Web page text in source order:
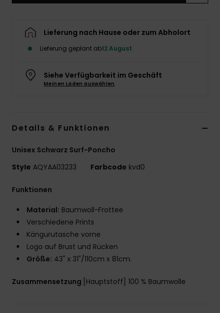
Lieferung nach Hause oder zum Abholort
Lieferung geplant ab12 August
Siehe Verfügbarkeit im Geschäft
Meinen Laden auswählen
Details & Funktionen
Unisex Schwarz Surf-Poncho
Style AQYAA03233 Farbcode kvd0
Funktionen
Material: Baumwoll-Frottee
Verschiedene Prints
Kängurutasche vorne
Logo auf Brust und Rücken
Größe: 43" x 31"/110cm x 81cm.
Zusammensetzung [Hauptstoff] 100 % Baumwolle